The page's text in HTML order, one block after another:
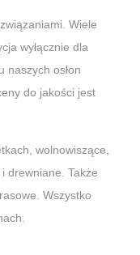
Wiele
wyłącznie dla
naszych osłon
do jakości jest
wolnowiszące,
drewniane. Także
Wszystko